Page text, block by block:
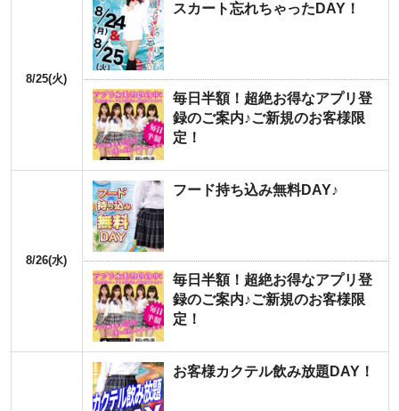
8/25(火)
スカート忘れちゃったDAY！
毎日半額！超絶お得なアプリ登
録のご案内♪ご新規のお客様限
定！
8/26(水)
フード持ち込み無料DAY♪
毎日半額！超絶お得なアプリ登
録のご案内♪ご新規のお客様限
定！
お客様カクテル飲み放題DAY！